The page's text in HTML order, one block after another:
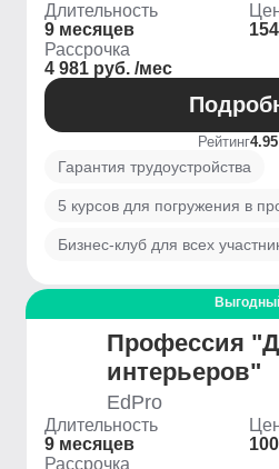
Длительность
9 месяцев
Рассрочка
4 981 руб. /мес
Рейтинг4.95
Гарантия трудоустройства
5 курсов для погружения в
Бизнес-клуб для всех
Профессия
интерьеров"
EdPro
Длительность
9 месяцев
Рассрочка